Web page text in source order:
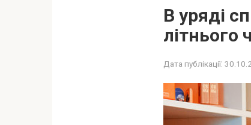
В уряді
літнього
Дата публікації: